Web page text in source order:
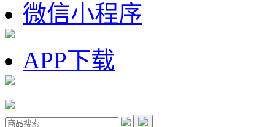
微信小程序
APP下载